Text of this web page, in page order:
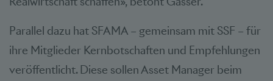
Parallel dazu hat SFAMA – gemeinsam mit SSF – für
ihre Mitglieder Kernbotschaften und Empfehlungen
veröffentlicht. Diese sollen Asset Manager beim